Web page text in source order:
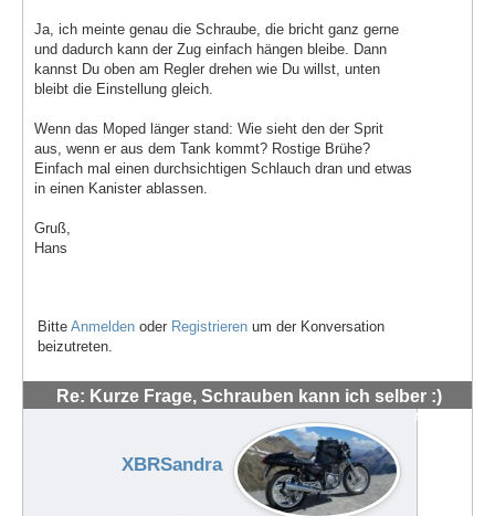
Ja, ich meinte genau die Schraube, die bricht ganz gerne
und dadurch kann der Zug einfach hängen bleibe. Dann
kannst Du oben am Regler drehen wie Du willst, unten
bleibt die Einstellung gleich.
Wenn das Moped länger stand: Wie sieht den der Sprit
aus, wenn er aus dem Tank kommt? Rostige Brühe?
Einfach mal einen durchsichtigen Schlauch dran und etwas
in einen Kanister ablassen.
Gruß,
Hans
Bitte Anmelden oder Registrieren um der Konversation
beizutreten.
Re: Kurze Frage, Schrauben kann ich selber :)
#48541
XBRSandra